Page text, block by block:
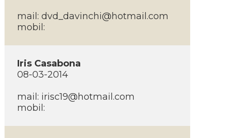
mail: dvd_davinchi@hotmail.com
mobil:
Iris Casabona
08-03-2014
mail: irisc19@hotmail.com
mobil: